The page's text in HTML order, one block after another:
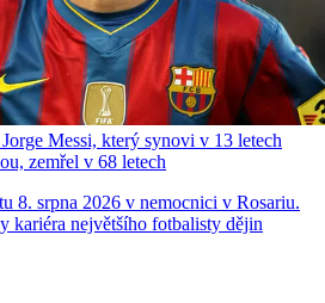
Messi, který synovi v 13 letech
zemřel v 68 letech
8. srpna 2026 v nemocnici v Rosariu.
kariéra největšího fotbalisty dějin